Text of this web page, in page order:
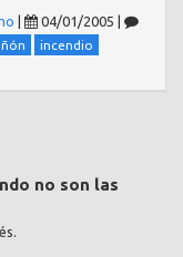
04/01/2005
incendio
no son las